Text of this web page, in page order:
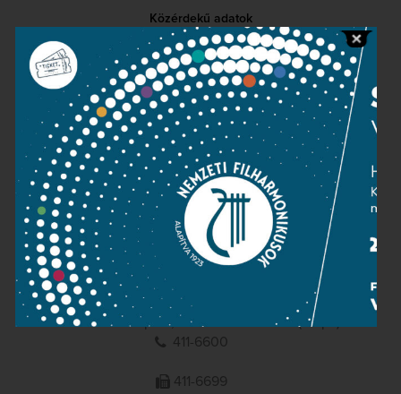
Közérdekű adatok
Sajtószoba
Adatvédelem
Impresszum
NEMZETI
FILHARMONIKUSOK
1095 Budapest, Komor Marcell u. 1. (Müpa)
411-6600
411-6699